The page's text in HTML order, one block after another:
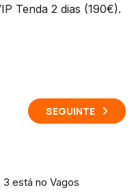
Tenda 2 dias (190€).
SEGUINTE
3 está no Vagos